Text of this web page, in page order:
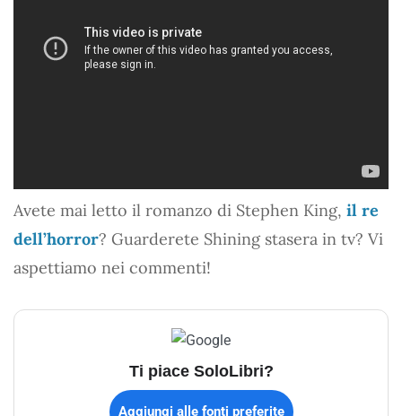
Avete mai letto il romanzo di Stephen King, il re
dell’horror? Guarderete Shining stasera in tv? Vi
aspettiamo nei commenti!
Ti piace SoloLibri?
Aggiungi alle fonti preferite